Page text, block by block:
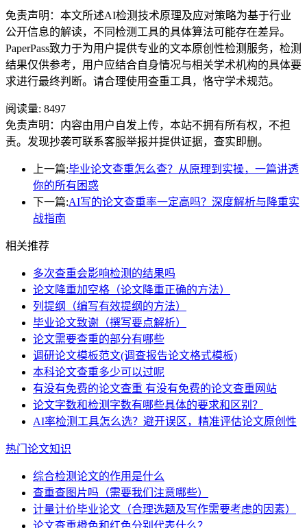
免责声明：本文所述AI检测技术原理及应对策略为基于行业
公开信息的解读，不同检测工具的具体算法可能存在差异。
PaperPass致力于为用户提供专业的文本原创性检测服务，检测
结果仅供参考，用户应结合自身情况与相关学术机构的具体要
求进行最终判断。请合理使用查重工具，恪守学术规范。
阅读量: 8497
免责声明：内容由用户自发上传，本站不拥有所有权，不担
责。发现抄袭可联系客服举报并提供证据，查实即删。
上一篇:毕业论文查重怎么查？从原理到实操，一篇讲透
你的所有困惑
下一篇:AI写的论文查重率一定高吗？深度解析与降重实
战指南
相关推荐
多次查重会影响检测的结果吗
论文降重加空格（论文降重正确的方法）
列提纲（编写有效提纲的方法）
毕业论文致谢（撰写要点解析）
论文需要查重的部分有哪些
调研论文模板范文(调查报告论文格式模板)
本科论文查重多少可以过呢
有没有免费的论文查重 有没有免费的论文查重网站
论文字数和检测字数有哪些具体的要求和区别？
AI率检测工具怎么选？避开误区，精准评估论文原创性
热门论文知识
综合检测论文的作用是什么
查重查图片吗（需要我们注意哪些）
计量计价毕业论文（合理选题及写作需要考虑的因素）
论文查重橙色和红色分别代表什么？